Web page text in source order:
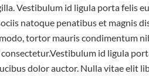
Vestibulum id ligula porta felis
natoque penatibus et magnis
tortor mauris condimentum
id ligula
dolor auctor. Nulla vitae elit